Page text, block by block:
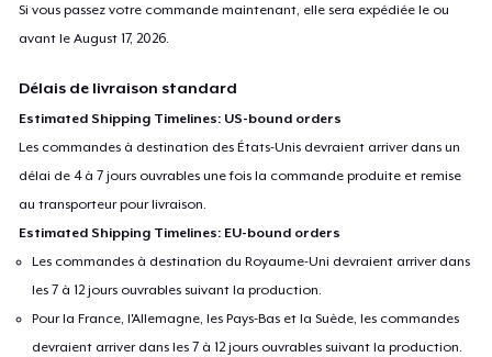
Si vous passez votre commande maintenant, elle sera expédiée le ou
avant leAugust 17, 2026.
Délais de livraison standard
Estimated Shipping Timelines: US-bound orders
Les commandes à destination des États-Unis devraient arriver dans un
délai de 4 à 7 jours ouvrables une fois la commande produite et remise
au transporteur pour livraison.
Estimated Shipping Timelines: EU-bound orders
Les commandes à destination du Royaume-Uni devraient arriver dans
les 7 à 12 jours ouvrables suivant la production.
Pour la France, l'Allemagne, les Pays-Bas et la Suède, les commandes
devraient arriver dans les 7 à 12 jours ouvrables suivant la production.